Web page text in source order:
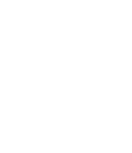
o provider
o offerta basata
a-service) insieme a
nonché qualsiasi